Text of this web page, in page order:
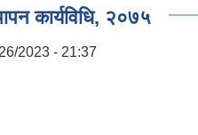
कार्यविधि, २०७५
2023 - 21:37